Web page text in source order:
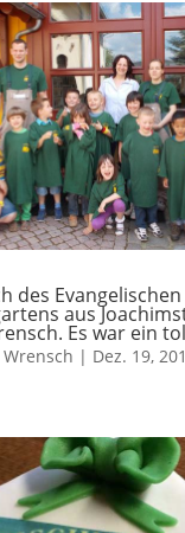
des Evangelischen
aus
Es war ein
| Dez. 19,